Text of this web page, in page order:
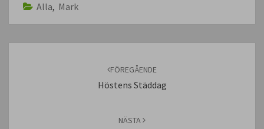
Alla, Mark
FÖREGÅENDE
Höstens Städdag
NÄSTA